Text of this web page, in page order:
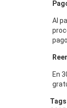
Al
En
Tags